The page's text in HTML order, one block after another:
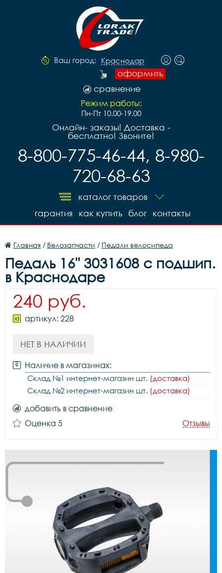
Ваш город: Краснодар
оформить
сравнение
Режим работы:
Пн-Пт 10.00-19.00
Онлайн- заказы! Доставка -
бесплатно! Звоните!
8-800-775-46-44, 8-980-
720-68-63
каталог товаров
контакты
блог
как купить
гарантия
Главная / Велозапчасти / Педали велосипеда
Педаль 16" 3031608 с подшип.
в Краснодаре
240 руб.
артикул: 228
НЕТ В НАЛИЧИИ
Наличие в магазинах:
Склад №1 интернет-магазин шт. (доставка)
Склад №2 интернет-магазин шт. (доставка)
добавить в сравнение
Оценка 5
Отзывы